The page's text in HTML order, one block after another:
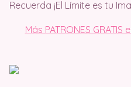
Recuerda ¡El Límite es tu
Más PATRONES